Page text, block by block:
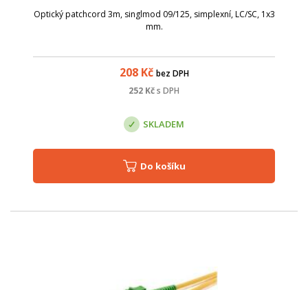
Optický patchcord 3m, singlmod 09/125, simplexní, LC/SC, 1x3
mm.
208Kč bez DPH
252 Kčs DPH
SKLADEM
Do košíku